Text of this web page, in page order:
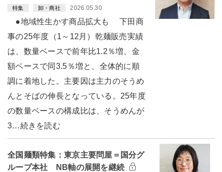
特集 卸・商社 2026.05.30
●地域性生かす商品拡大も 下田商
事の25年度（1～12月）乾麺販売実績
は、数量ベースで前年比1.2％増、金
額ベースで同3.5％増と、全体的に順
調に着地した。主要因は主力のそうめ
んとそばの伸長となっている。25年度
の数量ベースの構成比は、そうめんが
3…続きを読む
全国麺類特集：東京主要問屋＝国分グ
ループ本社 NB軸の展開を継続